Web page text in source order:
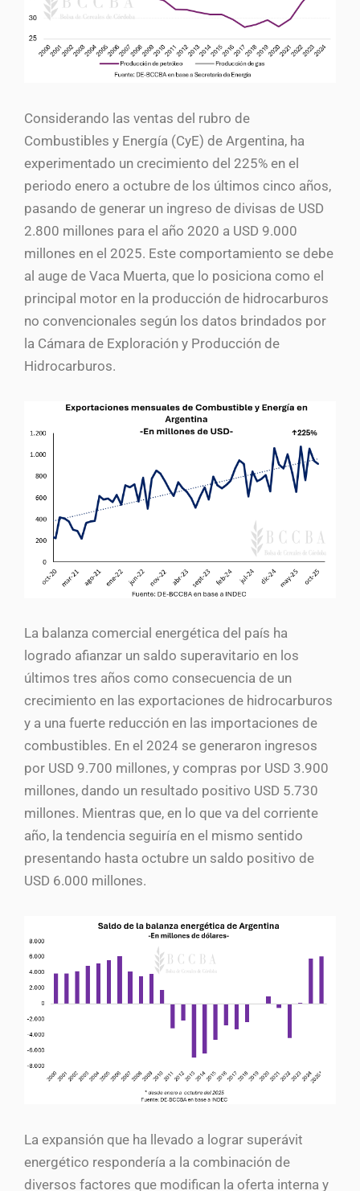
Considerando las ventas del rubro de
Combustibles y Energía (CyE) de Argentina, ha
experimentado un crecimiento del 225% en el
periodo enero a octubre de los últimos cinco años,
pasando de generar un ingreso de divisas de USD
2.800 millones para el año 2020 a USD 9.000
millones en el 2025. Este comportamiento se debe
al auge de Vaca Muerta, que lo posiciona como el
principal motor en la producción de hidrocarburos
no convencionales según los datos brindados por
la Cámara de Exploración y Producción de
Hidrocarburos.
La balanza comercial energética del país ha
logrado afianzar un saldo superavitario en los
últimos tres años como consecuencia de un
crecimiento en las exportaciones de hidrocarburos
y a una fuerte reducción en las importaciones de
combustibles. En el 2024 se generaron ingresos
por USD 9.700 millones, y compras por USD 3.900
millones, dando un resultado positivo USD 5.730
millones. Mientras que, en lo que va del corriente
año, la tendencia seguiría en el mismo sentido
presentando hasta octubre un saldo positivo de
USD 6.000 millones.
La expansión que ha llevado a lograr superávit
energético respondería a la combinación de
diversos factores que modifican la oferta interna y